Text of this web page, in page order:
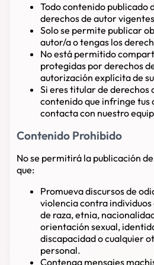
Todo contenido publicado
derechos de autor
Solo se permite publicar
autor/a o tengas los
No está permitido
protegidas por derechos
autorización explícita de
Si eres titular de derechos
contenido que infringe tus
contacta con nuestro
Contenido Prohibido
No se permitirá la publicación
que:
Promueva discursos de
violencia contra
de raza, etnia,
orientación sexual,
discapacidad o cualquier
personal.
Contenga mensajes